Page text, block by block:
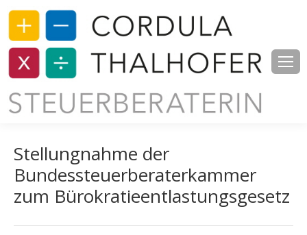
Stellungnahme der
Bundessteuerberaterkammer
zum Bürokratieentlastungsgesetz